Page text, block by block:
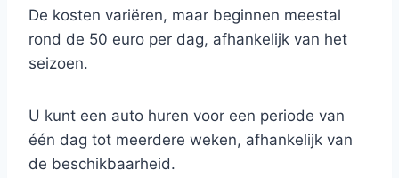
De kosten variëren, maar beginnen meestal
rond de 50 euro per dag, afhankelijk van het
seizoen.
U kunt een auto huren voor een periode van
één dag tot meerdere weken, afhankelijk van
de beschikbaarheid.